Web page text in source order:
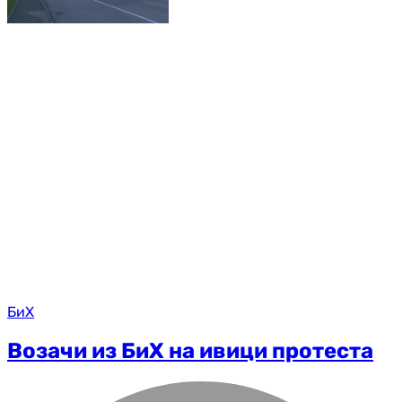
БиХ
Возачи из БиХ на ивици протеста